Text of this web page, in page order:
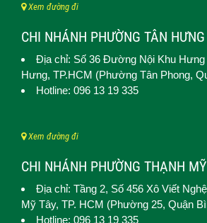
Xem đường đi
CHI NHÁNH PHƯỜNG TÂN HƯNG
Địa chỉ: Số 36 Đường Nội Khu Hưng
Hưng, TP.HCM (Phường Tân Phong,
Hotline: 096 13 19 335
Xem đường đi
CHI NHÁNH PHƯỜNG THẠNH
Địa chỉ: Tầng 2, Số 456 Xô Viết
Mỹ Tây, TP. HCM (Phường 25, Quận
Hotline: 096 13 19 335